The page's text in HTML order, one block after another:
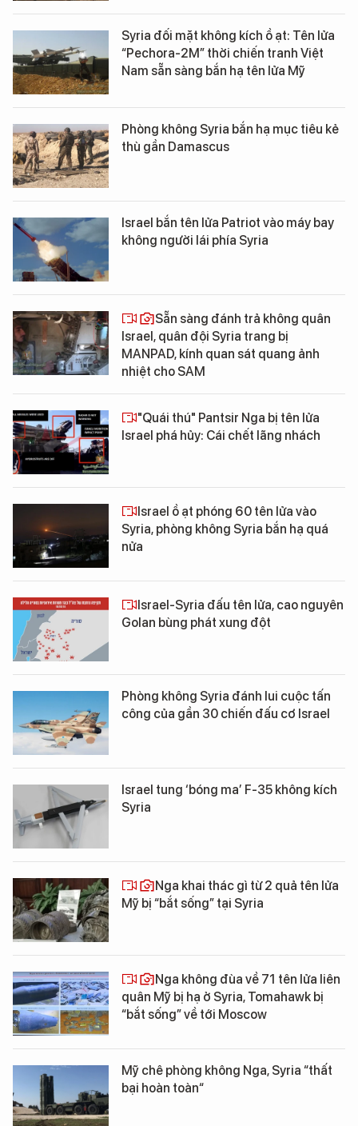
Syria đối mặt không kích ồ ạt: Tên lửa
“Pechora-2M” thời chiến tranh Việt
Nam sẵn sàng bắn hạ tên lửa Mỹ
Phòng không Syria bắn hạ mục tiêu kẻ
thù gần Damascus
Israel bắn tên lửa Patriot vào máy bay
không người lái phía Syria
Sẵn sàng đánh trả không quân
Israel, quân đội Syria trang bị
MANPAD, kính quan sát quang ảnh
nhiệt cho SAM
"Quái thú" Pantsir Nga bị tên lửa
Israel phá hủy: Cái chết lãng nhách
Israel ồ ạt phóng 60 tên lửa vào
Syria, phòng không Syria bắn hạ quá
nửa
Israel-Syria đấu tên lửa, cao nguyên
Golan bùng phát xung đột
Phòng không Syria đánh lui cuộc tấn
công của gần 30 chiến đấu cơ Israel
Israel tung ‘bóng ma’ F-35 không kích
Syria
Nga khai thác gì từ 2 quả tên lửa
Mỹ bị “bắt sống” tại Syria
Nga không đùa về 71 tên lửa liên
quân Mỹ bị hạ ở Syria, Tomahawk bị
“bắt sống” về tới Moscow
Mỹ chê phòng không Nga, Syria “thất
bại hoàn toàn“